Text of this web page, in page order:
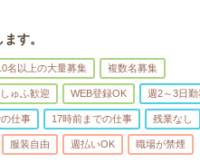
す。
名以上の大量募集 複数名募集
しゅふ歓迎 WEB登録OK 週2～3日勤
仕事 17時前までの仕事 残業なし
服装自由 週払いOK 職場が禁煙